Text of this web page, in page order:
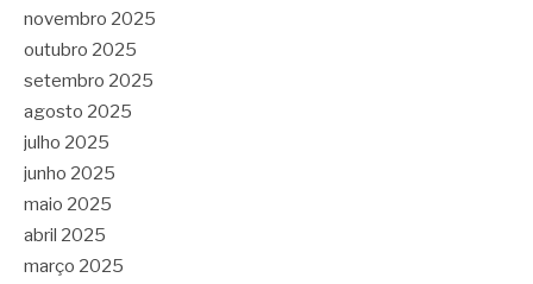
novembro 2025
outubro 2025
setembro 2025
agosto 2025
julho 2025
junho 2025
maio 2025
abril 2025
março 2025